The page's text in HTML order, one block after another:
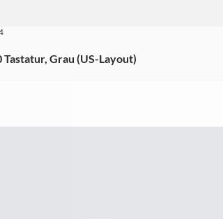
Tastatur, Grau (US-Layout)